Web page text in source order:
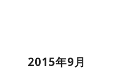
2015年9月